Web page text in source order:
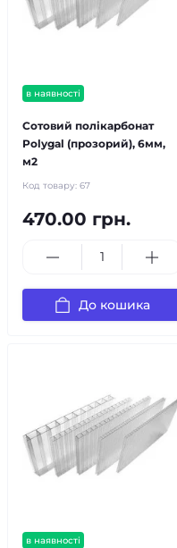
в наявності
Сотовий полікарбонат
Polygal (прозорий), 6мм,
м2
Код товару: 67
470.00 грн.
До кошика
в наявності